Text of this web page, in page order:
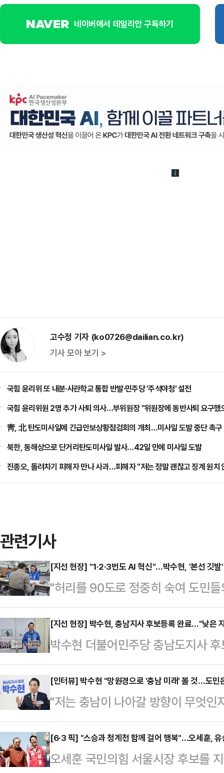
네이버에서 데일리안 구독하기
고수정 기자 (ko0726@dailian.co.kr)
기사 모아 보기 >
국힘 윤리위 또 내분·사관학교 통합 반발·민주당 '주석야청' 설전
국힘 윤리위원 2명 추가 사퇴 의사…부위원장 "위원장에 동반사퇴 요구했
靑, 北 탄도미사일에 긴급안보상황점검회의 개최…미사일 도발 중단 촉구
북한, 동해상으로 단거리탄도미사일 발사…42일 만에 미사일 도발
진종오, 돌려차기 피해자 만나 사과…피해자 "저는 정말 괜찮고 징계 원치
관련기사
[지선 현장] "1·2·3번도 AI 혁신"…박수현, '본선 깃발
"허리를 90도로 정중히 숙여 도민
겠습니다."6·3 지방선거 후보 등록
선 박수현 더불어민주당 후보는 직
선 레이스의 문을 열었다. 그는 긴
력으로 분위기를 주도하는가 하면,
자세'를 강조하며 지지세를 몰아붙
께 내포신도시에 위치한 충남선거
에 다소 결연…
[지선 현장] 박수현, 충남지사 후보등록 완료…"낮은
박수현 더불어민주당 충남도지사
에서 튼튼하게 뒷받침할 수 있는 디
돌입했다.박수현 후보는 이날 오전
위원회에서 후보 등록을 마친 뒤 기
획득한 만큼 정식으로 도민들께 더
도민의 행복을 위해 더불어민주당
임하는 자세에 대해서는 '경청'과 '
[인터뷰] 박수현 "망원경으로 '충남 미래' 볼 것…도민
"저는 충남이 나아갈 방향이 무엇
경을 가지고 멀리 볼 테니, 도민은
어민주당 충남도지사 후보는 현재
력을 가진 리더가 아니라면 기회를
[6·3 픽] "스승과 청계천 함께 걸어 행복"…오세훈,
오세훈 국민의힘 서울시장 후보를